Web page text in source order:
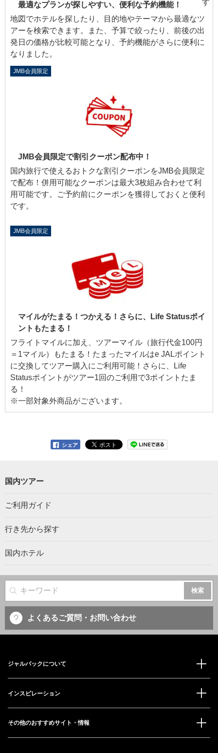
最適なプランが探しやすい、便利な予約機能！
地図でホテルを探したり、目的地やテーマから最適なツ
アーを検索できます。また、予算で絞ったり、前後の出
発日の価格が比較可能となり、予約機能がさらに便利に
なりました。
JMB会員限定
JMB会員限定で割引クーポン配布中！
国内旅行で使えるおトクな割引クーポンをJMB会員限定
で配布！併用可能なクーポンは最大3枚組み合わせて利
用可能です。ご予約前にクーポンを獲得しておくと便利
です。
JMB会員限定
マイルがたまる！つかえる！さらに、Life Statusポイ
ントもたまる！
フライトマイルに加え、ツアーマイル（旅行代金100円
＝1マイル）もたまる！たまったマイルはe JALポイント
に交換してツアー購入にご利用可能！さらに、Life
Statusポイントがツアー1回のご利用で3ポイントたま
る！
※一部対象外商品がございます。
シェア
国内ツアー
ご利用ガイド
行き先から探す
国内ホテル
サイト内検索
よくあるご質問・お問い合わせ
ジャルパックについて
インスピレーション
その他のおすすめサイト・情報